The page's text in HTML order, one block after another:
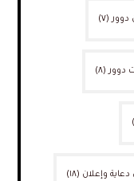
دوور (٧)
دوور (٨)
دعاية وإعلان (١٨)